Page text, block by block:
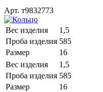
Арт. т9832773
Вес изделия
1,5
Проба изделия 585
Размер
16
Вес изделия
1,5
Проба изделия 585
Размер
16